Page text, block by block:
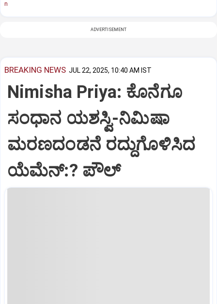
n
ADVERTISEMENT
BREAKING NEWS JUL 22, 2025, 10:40 AM IST
Nimisha Priya: ಕೊನೆಗೂ
ಸಂಧಾನ ಯಶಸ್ವಿ-ನಿಮಿಷಾ
ಮರಣದಂಡನೆ ರದ್ದುಗೊಳಿಸಿದ
ಯೆಮೆನ್:? ಪೌಲ್